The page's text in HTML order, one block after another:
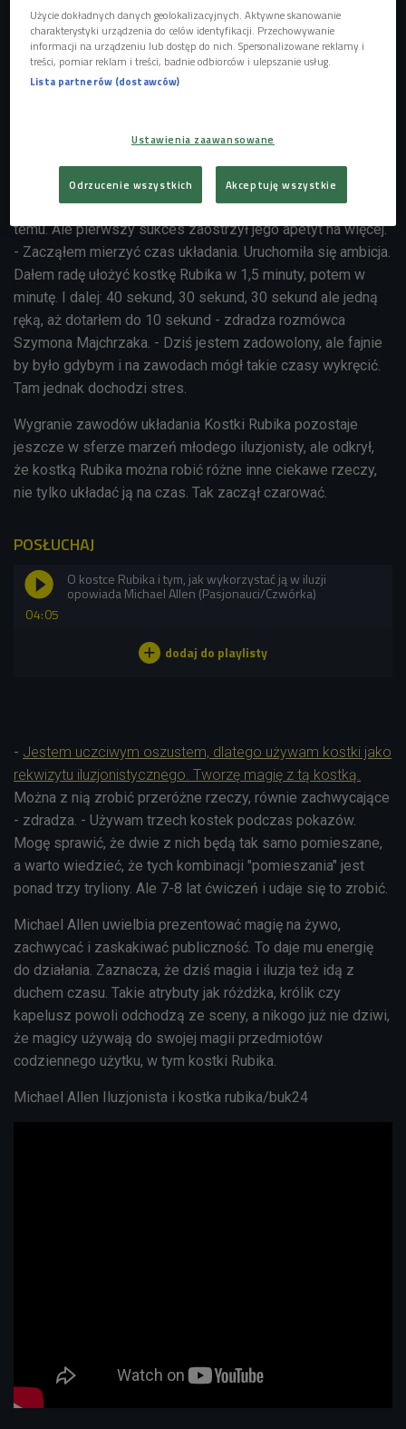
przypomina Michael Allen. - Pewnie nie myślał wtedy o tym,
że stworzy jedna z najpopularniejszych zabawek na
świecie. Erno Rubik stworzył najpierw drewnianą kostkę
sześcienną, a potem pokolorował ją, żeby ścianki można
trudny. Dziś mówi się, że pierwszy raz swoją kostkę układał
przez miesiąc (albo trzy).
Michael Allen pierwszy raz kostkę Rubika ułożył już lata
temu. Ale pierwszy sukces zaostrzył jego apetyt na więcej.
- Zacząłem mierzyć czas układania. Uruchomiła się ambicja.
Dałem radę ułożyć kostkę Rubika w 1,5 minuty, potem w
minutę. I dalej: 40 sekund, 30 sekund, 30 sekund ale jedną
ręką, aż dotarłem do 10 sekund - zdradza rozmówca
Szymona Majchrzaka. - Dziś jestem zadowolony, ale fajnie
by było gdybym i na zawodach mógł takie czasy wykręcić.
Tam jednak dochodzi stres.
Wygranie zawodów układania Kostki Rubika pozostaje
jeszcze w sferze marzeń młodego iluzjonisty, ale odkrył,
że kostką Rubika można robić różne inne ciekawe rzeczy,
nie tylko układać ją na czas. Tak zaczął czarować.
POSŁUCHAJ
04:05
O kostce Rubika i tym, jak wykorzystać ją w iluzji
opowiada Michael Allen (Pasjonauci/Czwórka)
- Jestem uczciwym oszustem, dlatego używam kostki jako
rekwizytu iluzjonistycznego. Tworzę magię z tą kostką.
Można z nią zrobić przeróżne rzeczy, równie zachwycające
- zdradza. - Używam trzech kostek podczas pokazów.
Mogę sprawić, że dwie z nich będą tak samo pomieszane,
a warto wiedzieć, że tych kombinacji "pomieszania" jest
ponad trzy tryliony. Ale 7-8 lat ćwiczeń i udaje się to zrobić.
Michael Allen uwielbia prezentować magię na żywo,
zachwycać i zaskakiwać publiczność. To daje mu energię
do działania. Zaznacza, że dziś magia i iluzja też idą z
duchem czasu. Takie atrybuty jak różdżka, królik czy
kapelusz powoli odchodzą ze sceny, a nikogo już nie dziwi,
że magicy używają do swojej magii przedmiotów
codziennego użytku, w tym kostki Rubika.
Michael Allen Iluzjonista i kostka rubika/buk24
Użycie dokładnych danych geolokalizacyjnych. Aktywne skanowanie
charakterystyki urządzenia do celów identyfikacji. Przechowywanie
informacji na urządzeniu lub dostęp do nich. Spersonalizowane reklamy i
treści, pomiar reklam i treści, badnie odbiorców i ulepszanie usług.
Lista partnerów (dostawców)
Ustawienia zaawansowane
Odrzucenie wszystkich Akceptuję wszystkie